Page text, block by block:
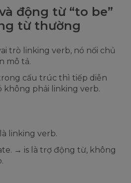
động từ “to be”
từ thường
trò linking verb, nó nối chủ
mô tả.
cấu trúc thì tiếp diễn
không phải linking verb.
linking verb.
→ is là trợ động từ, không